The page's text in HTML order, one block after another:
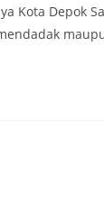
Kota Depok